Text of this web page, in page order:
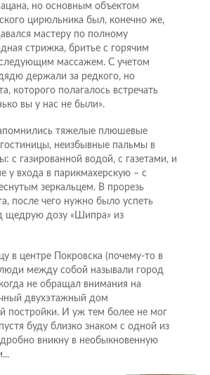
но основным объектом
цирюльника был, конечно же,
мастеру по полному
стрижка, бритье с горячим
массажем. С учетом
держали за редкого, но
которого полагалось встречать
вы у нас не были».
тяжелые плюшевые
гостиницы, неизбывные пальмы в
с газированной водой, с газетами, и
у входа в парикмахерскую – с
зеркальцем. В прорезь
после чего нужно было успеть
щедрую дозу «Шипра» из
в центре Покровска (почему-то в
между собой называли город
не обращал внимания на
двухэтажный дом
постройки. И уж тем более не мог
буду близко знаком с одной из
вникну в необыкновенную